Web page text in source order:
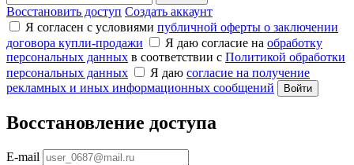
Восстановить доступ Создать аккаунт
Я согласен с условиями публичной оферты о заключении
договора купли‑продажи
Я даю согласие на обработку
персональных данных в соответствии с Политикой обработки
персональных данных
Я даю согласие на получение
рекламных и иных информационных сообщений
Войти
Восстановление доступа
E-mail